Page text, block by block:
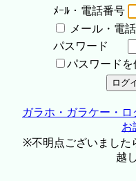
ﾒｰﾙ・電話番号
メール・電
パスワード
パスワードを
ガラホ・ガラケー・
お
※不明点ございました
越